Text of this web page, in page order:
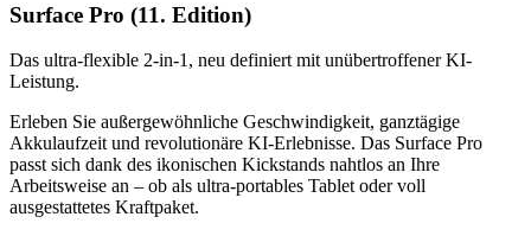
Surface Pro (11. Edition)
Das ultra-flexible 2-in-1, neu definiert mit unübertroffener KI-
Leistung.
Erleben Sie außergewöhnliche Geschwindigkeit, ganztägige
Akkulaufzeit und revolutionäre KI-Erlebnisse. Das Surface Pro
passt sich dank des ikonischen Kickstands nahtlos an Ihre
Arbeitsweise an – ob als ultra-portables Tablet oder voll
ausgestattetes Kraftpaket.